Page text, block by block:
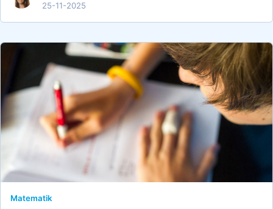
25-11-2025
Matematik